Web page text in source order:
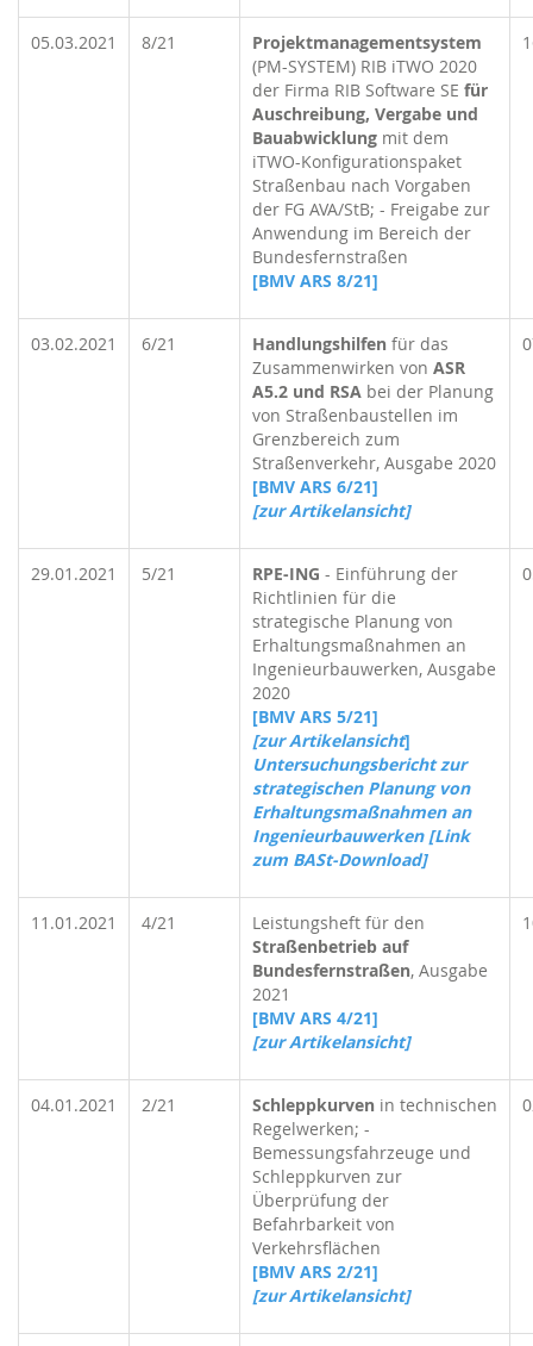
05.03.2021 8/21
Projektmanagementsystem
(PM-SYSTEM) RIB iTWO 2020
der Firma RIB Software SE für
Auschreibung, Vergabe und
Bauabwicklung mit dem
iTWO-Konfigurationspaket
Straßenbau nach Vorgaben
der FG AVA/StB; - Freigabe zur
Anwendung im Bereich der
Bundesfernstraßen
[BMV ARS 8/21]
03.02.2021 6/21 Handlungshilfen für das
Zusammenwirken von ASR
A5.2 und RSA bei der Planung
von Straßenbaustellen im
Grenzbereich zum
Straßenverkehr, Ausgabe 2020
[BMV ARS 6/21]
[zur Artikelansicht]
29.01.2021 5/21 RPE-ING - Einführung der
Richtlinien für die
strategische Planung von
Erhaltungsmaßnahmen an
Ingenieurbauwerken, Ausgabe
2020
[BMV ARS 5/21]
[zur Artikelansicht]
Untersuchungsbericht zur
strategischen Planung von
Erhaltungsmaßnahmen an
Ingenieurbauwerken [Link
zum BASt-Download]
11.01.2021 4/21
Leistungsheft für den
Straßenbetrieb auf
Bundesfernstraßen, Ausgabe
2021
[BMV ARS 4/21]
[zur Artikelansicht]
04.01.2021 2/21 Schleppkurven in technischen
Regelwerken; -
Bemessungsfahrzeuge und
Schleppkurven zur
Überprüfung der
Befahrbarkeit von
Verkehrsflächen
[BMV ARS 2/21]
[zur Artikelansicht]